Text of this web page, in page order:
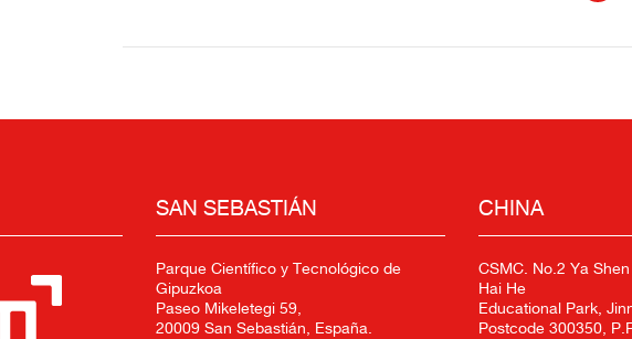
SAN SEBASTIÁN
Parque Científico y Tecnológico de
Gipuzkoa
Paseo Mikeletegi 59,
20009 San Sebastián, España.
CHINA
CSMC. No.2 Ya Shen
Hai He
Educational Park,
Postcode 300350,